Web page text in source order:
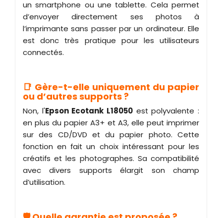
un smartphone ou une tablette. Cela permet
d’envoyer directement ses photos à
l’imprimante sans passer par un ordinateur. Elle
est donc très pratique pour les utilisateurs
connectés.
📑 Gère-t-elle uniquement du papier
ou d’autres supports ?
Non, l'Epson Ecotank L18050 est polyvalente :
en plus du papier A3+ et A3, elle peut imprimer
sur des CD/DVD et du papier photo. Cette
fonction en fait un choix intéressant pour les
créatifs et les photographes. Sa compatibilité
avec divers supports élargit son champ
d’utilisation.